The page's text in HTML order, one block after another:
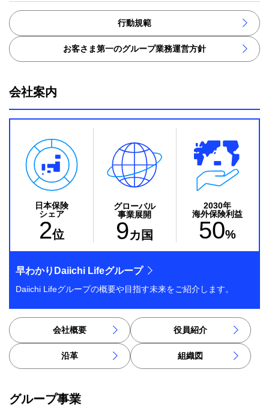
行動規範
お客さま第一のグループ業務運営方針
会社案内
早わかりDaiichi Lifeグループ
Daiichi Lifeグループの概要や目指す未来をご紹介します。
日本保険
シェア
2位
グローバル
事業展開
9カ国
2030年
海外保険利益
50%
会社概要 役員紹介
沿革 組織図
グループ事業